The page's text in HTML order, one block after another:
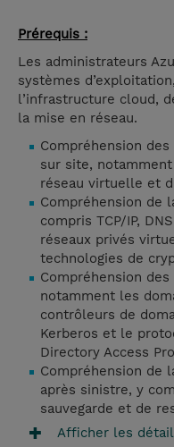
Prérequis :
Les administrateurs
systèmes
l’infrastructure cloud,
la mise en réseau.
Compréhension
sur site,
réseau virtuelle et
Compréhension de
compris TCP/IP,
réseaux privés
technologies de
Compréhension
notamment les
contrôleurs de
Kerberos et le
Directory Access
Compréhension de
après sinistre, y
sauvegarde et de
Afficher les